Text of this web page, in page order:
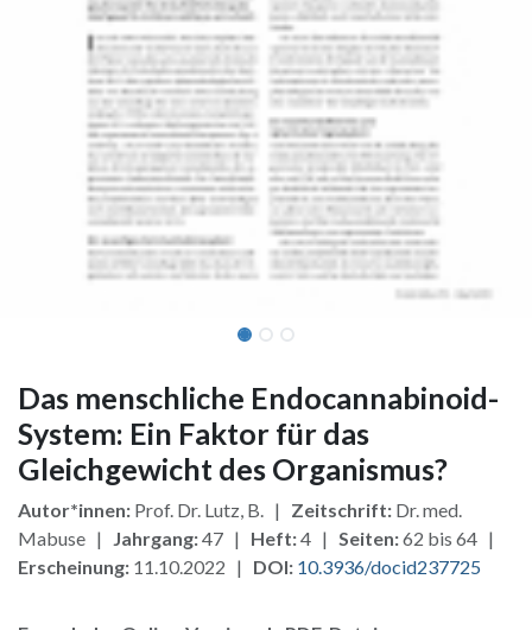
Das menschliche Endocannabinoid-
System: Ein Faktor für das
Gleichgewicht des Organismus?
Autor*innen: Prof. Dr. Lutz, B. | Zeitschrift: Dr. med.
Mabuse | Jahrgang:47 | Heft:4 | Seiten:62 bis 64 |
Erscheinung: 11.10.2022 | DOI: 10.3936/docid237725